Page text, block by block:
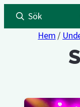
Sök
Hem /